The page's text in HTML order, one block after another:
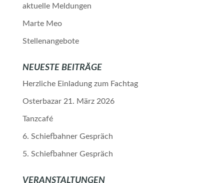
aktuelle Meldungen
Marte Meo
Stellenangebote
NEUESTE BEITRÄGE
Herzliche Einladung zum Fachtag
Osterbazar 21. März 2026
Tanzcafé
6. Schiefbahner Gespräch
5. Schiefbahner Gespräch
VERANSTALTUNGEN